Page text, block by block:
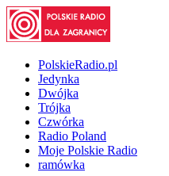
PolskieRadio.pl
Jedynka
Dwójka
Trójka
Czwórka
Radio Poland
Moje Polskie Radio
ramówka